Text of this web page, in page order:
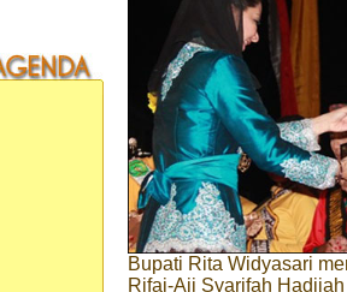
Bupati Rita Widyasari
Rifai-Aji Syarifah